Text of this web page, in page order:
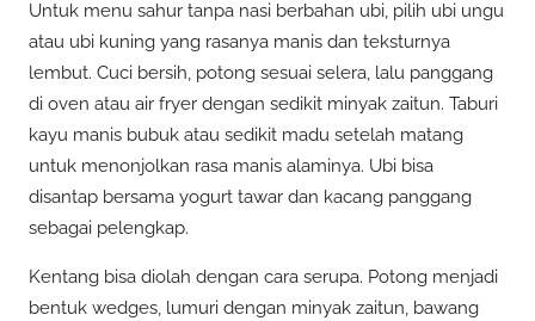
Untuk menu sahur tanpa nasi berbahan ubi, pilih ubi ungu
atau ubi kuning yang rasanya manis dan teksturnya
lembut. Cuci bersih, potong sesuai selera, lalu panggang
di oven atau air fryer dengan sedikit minyak zaitun. Taburi
kayu manis bubuk atau sedikit madu setelah matang
untuk menonjolkan rasa manis alaminya. Ubi bisa
disantap bersama yogurt tawar dan kacang panggang
sebagai pelengkap.
Kentang bisa diolah dengan cara serupa. Potong menjadi
bentuk wedges, lumuri dengan minyak zaitun, bawang